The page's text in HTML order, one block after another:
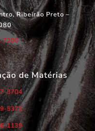
Ribeirão Preto –
7200
de Matérias
3704
5373
1139